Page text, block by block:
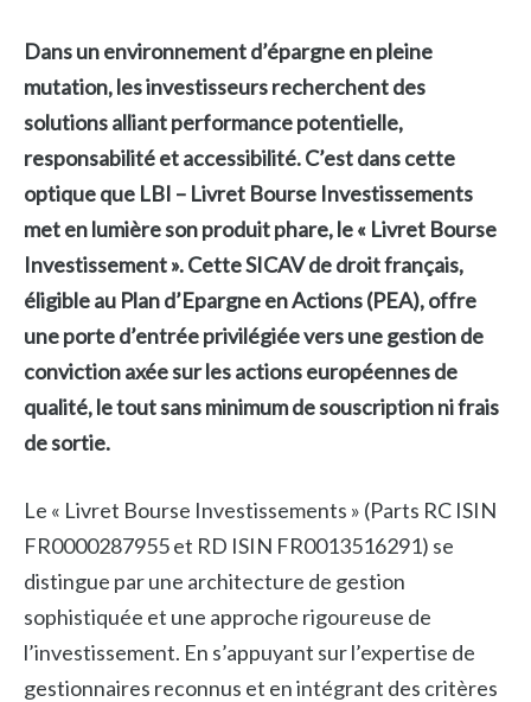
Dans un environnement d’épargne en pleine
mutation, les investisseurs recherchent des
solutions alliant performance potentielle,
responsabilité et accessibilité. C’est dans cette
optique que LBI – Livret Bourse Investissements
met en lumière son produit phare, le « Livret Bourse
Investissement ». Cette SICAV de droit français,
éligible au Plan d’Epargne en Actions (PEA), offre
une porte d’entrée privilégiée vers une gestion de
conviction axée sur les actions européennes de
qualité, le tout sans minimum de souscription ni frais
de sortie.
Le « Livret Bourse Investissements » (Parts RC ISIN
FR0000287955 et RD ISIN FR0013516291) se
distingue par une architecture de gestion
sophistiquée et une approche rigoureuse de
l’investissement. En s’appuyant sur l’expertise de
gestionnaires reconnus et en intégrant des critères